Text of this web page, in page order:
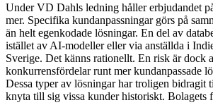
Under VD Dahls ledning håller erbjudandet
mer. Specifika kundanpassningar görs på
än helt egenkodade lösningar. En del av
istället av AI-modeller eller via anställda i
Sverige. Det känns rationellt. En risk är dock
konkurrensfördelar runt mer kundanpassade
Dessa typer av lösningar har troligen bidragit
knyta till sig vissa kunder historiskt. Bolagets